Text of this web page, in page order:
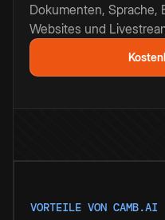
Dokumenten, Sprache,
Websites und
VORTEILE VON CAMB.AI